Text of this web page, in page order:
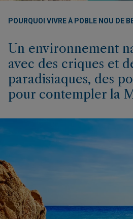
POURQUOI VIVRE À POBLE NOU DE
Un environnement
avec des criques et
paradisiaques, des
pour contempler la